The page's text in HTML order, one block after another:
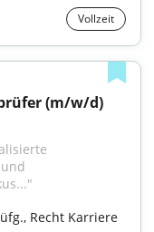
Vollzeit
(m/w/d)
Recht Karriere